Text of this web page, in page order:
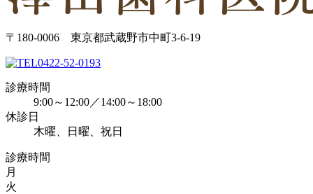
〒180-0006 東京都武蔵野市中町3-6-19
0422-52-0193
診療時間
9:00～12:00／14:00～18:00
休診日
木曜、日曜、祝日
診療時間
月
火